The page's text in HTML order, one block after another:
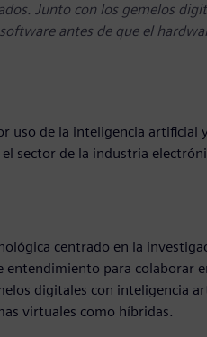
Junto con los gemelos
antes de que el
uso de la inteligencia artificial
sector de la industria
centrado en la
para colaborar
digitales con inteligencia
virtuales como híbridas.